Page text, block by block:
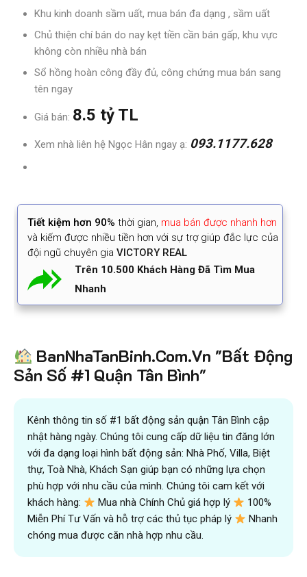
Khu kinh doanh sầm uất, mua bán đa dạng , sầm uất
Chủ thiện chí bán do nay kẹt tiền cần bán gấp, khu vực
không còn nhiều nhà bán
Sổ hồng hoàn công đầy đủ, công chứng mua bán sang
tên ngay
Giá bán: 8.5 tỷ TL
Xem nhà liên hệ Ngọc Hân ngay ạ: 093.1177.628
Tiết kiệm hơn 90% thời gian, mua bán được nhanh hơn
và kiếm được nhiều tiền hơn với sự trợ giúp đắc lực của
đội ngũ chuyên gia VICTORY REAL
Trên 10.500 Khách Hàng Đã Tìm Mua
Nhanh
BanNhaTanBinh.Com.Vn "Bất Động
Sản Số #1 Quận Tân Bình"
Kênh thông tin số #1 bất động sản quận Tân Bình cập
nhật hàng ngày. Chúng tôi cung cấp dữ liệu tin đăng lớn
với đa dạng loại hình bất động sản: Nhà Phố, Villa, Biệt
thự, Toà Nhà, Khách Sạn giúp bạn có những lựa chọn
phù hợp với nhu cầu của mình. Chúng tôi cam kết với
khách hàng:
Mua nhà Chính Chủ giá hợp lý
100%
Miễn Phí Tư Vấn và hỗ trợ các thủ tục pháp lý
Nhanh
chóng mua được căn nhà hợp nhu cầu.